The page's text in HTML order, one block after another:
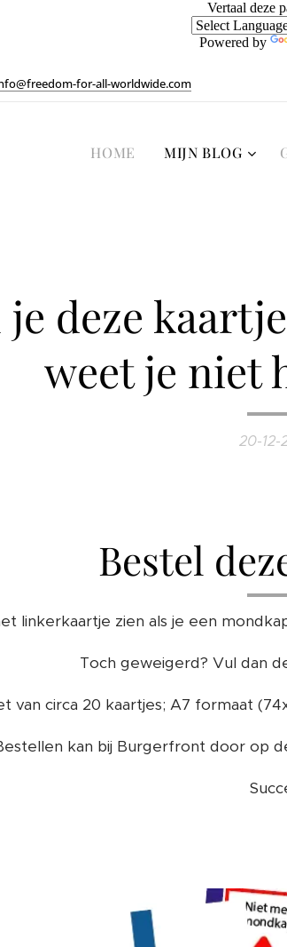
Vertaal deze
Powered by
for-all-worldwide.com
HOME MIJN BLOG
deze
weet je niet
20-12-
Bestel
linkerkaartje zien als je een
Toch geweigerd? Vul dan
van circa 20 kaartjes; A7 formaat
kan bij Burgerfront door op